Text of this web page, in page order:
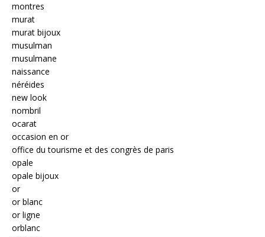
montres
murat
murat bijoux
musulman
musulmane
naissance
néréides
new look
nombril
ocarat
occasion en or
office du tourisme et des congrès de paris
opale
opale bijoux
or
or blanc
or ligne
orblanc